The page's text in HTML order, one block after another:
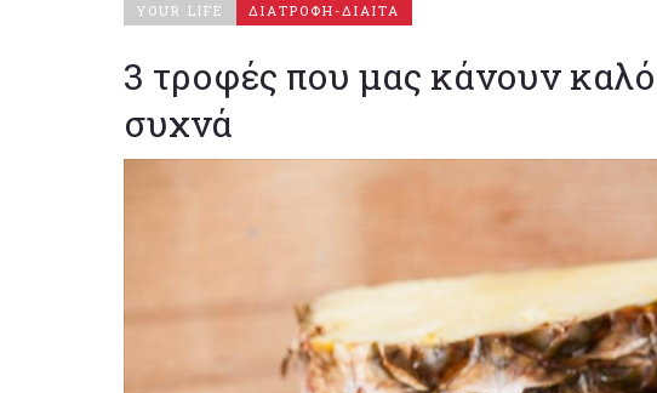
YOUR LIFE ΔΙΑΤΡΟΦΗ-ΔΙΑΙΤΑ
3 τροφές που μας κάνουν
συχνά